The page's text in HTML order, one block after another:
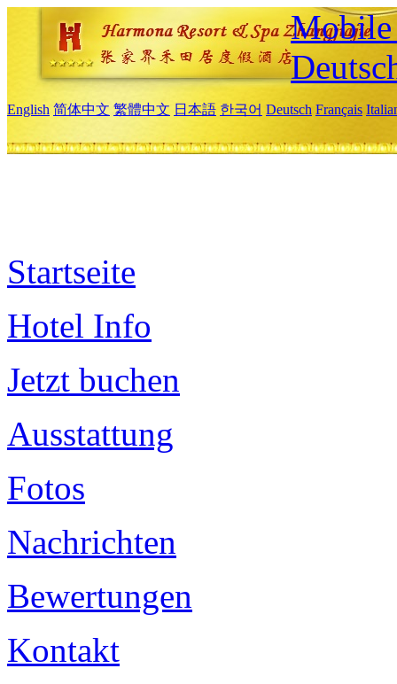
Mobile
English 简体中文 繁體中文 日本語 한국어 Deutsch Français
Startseite
Hotel Info
Jetzt buchen
Ausstattung
Fotos
Nachrichten
Bewertungen
Kontakt